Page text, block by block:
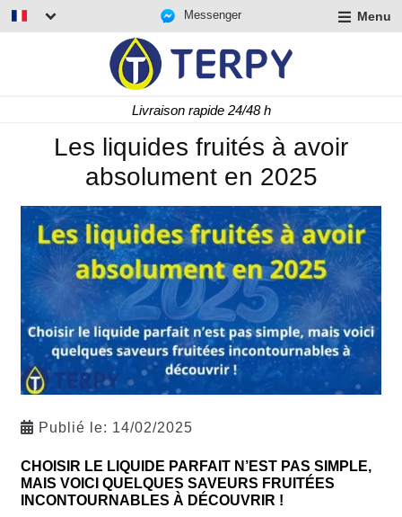
Messenger Menu
Livraison rapide 24/48 h
Les liquides fruités à avoir
absolument en 2025
Publié le: 14/02/2025
CHOISIR LE LIQUIDE PARFAIT N’EST PAS SIMPLE,
MAIS VOICI QUELQUES SAVEURS FRUITÉES
INCONTOURNABLES À DÉCOUVRIR !